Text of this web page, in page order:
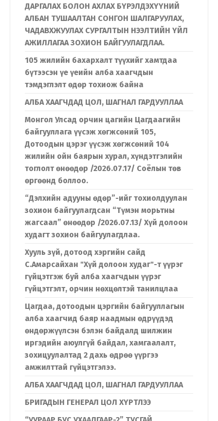
ДАРГАЛАХ БОЛОН АХЛАХ БҮРЭЛДЭХҮҮНИЙ
АЛБАН ТУШААЛТАН СОНГОН ШАЛГАРУУЛАХ,
ЧАДАВХЖУУЛАХ СУРГАЛТЫН НЭЭЛТИЙН ҮЙЛ
АЖИЛЛАГАА ЗОХИОН БАЙГУУЛАГДЛАА.
105 жилийн бахархалт түүхийг хамтдаа
бүтээсэн үе үеийн алба хаагчдын
тэмдэглэлт өдөр тохиож байна
АЛБА ХААГЧДАД ЦОЛ, ШАГНАЛ ГАРДУУЛЛАА
Монгол Улсад орчин цагийн Цагдаагийн
байгууллага үүсэж хөгжсөний 105,
Дотоодын цэрэг үүсэж хөгжсөний 104
жилийн ойн баярын хурал, хүндэтгэлийн
тоглолт өнөөдөр /2026.07.17/ Соёлын төв
өргөөнд боллоо.
“Дэлхийн адууны өдөр”-ийг тохиолдуулан
зохион байгуулагдсан “Түмэн морьтны
жагсаал” өнөөдөр /2026.07.13/ Хүй долоон
худагт зохион байгуулагдлаа.
Хууль зүй, дотоод хэргийн сайд
С.Амарсайхан "Хүй долоон худаг"-т үүрэг
гүйцэтгэж буй алба хаагчдын үүрэг
гүйцэтгэлт, орчин нөхцөлтэй танилцлаа
Цагдаа, дотоодын цэргийн байгууллагын
алба хаагчид баяр наадмын өдрүүдэд
өндөржүүлсэн бэлэн байдалд шилжин
иргэдийн аюулгүй байдал, хамгаалалт,
зохицуулалтад 2 дахь өдрөө үүргээ
амжилттай гүйцэтгэлээ.
АЛБА ХААГЧДАД ЦОЛ, ШАГНАЛ ГАРДУУЛЛАА
БРИГАДЫН ГЕНЕРАЛ ЦОЛ ХҮРТЛЭЭ